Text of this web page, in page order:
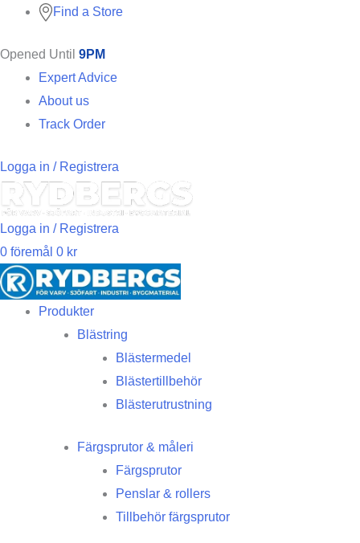
Find a Store
Opened Until 9PM
Expert Advice
About us
Track Order
Logga in / Registrera
Logga in / Registrera
0 föremål 0 kr
Produkter
Blästring
Blästermedel
Blästertillbehör
Blästerutrustning
Färgsprutor & måleri
Färgsprutor
Penslar & rollers
Tillbehör färgsprutor